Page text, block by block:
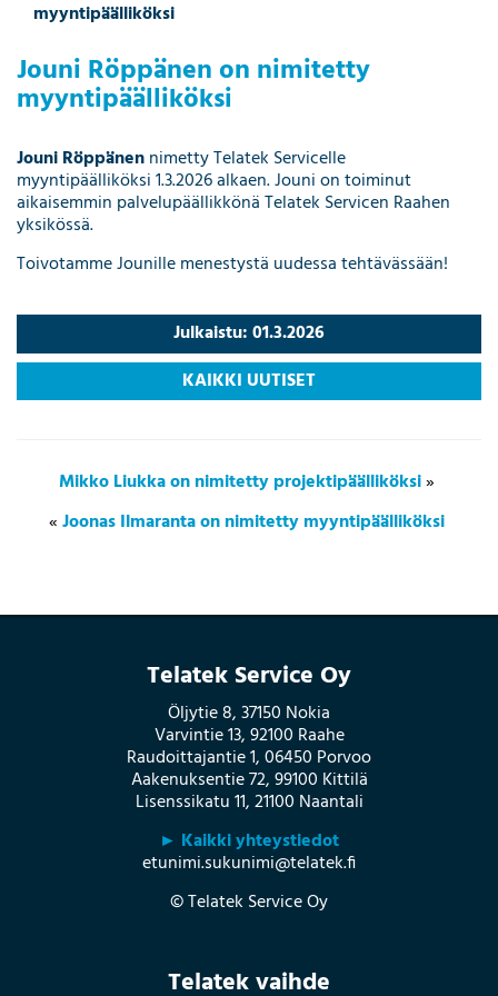
myyntipäälliköksi
Jouni Röppänen on nimitetty
myyntipäälliköksi
Jouni Röppänennimetty Telatek Servicelle
myyntipäälliköksi 1.3.2026 alkaen. Jouni on toiminut
aikaisemmin palvelupäällikkönä Telatek Servicen Raahen
yksikössä.
Toivotamme Jounille menestystä uudessa tehtävässään!
Julkaistu: 01.3.2026
KAIKKI UUTISET
Mikko Liukka on nimitetty projektipäälliköksi»
«Joonas Ilmaranta on nimitetty myyntipäälliköksi
Telatek Service Oy
Öljytie 8, 37150 Nokia
Varvintie 13, 92100 Raahe
Raudoittajantie 1, 06450 Porvoo
Aakenuksentie 72, 99100 Kittilä
Lisenssikatu 11, 21100 Naantali
► Kaikki yhteystiedot
etunimi.sukunimi@telatek.fi
© Telatek Service Oy
Telatek vaihde